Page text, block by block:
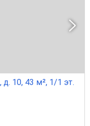
10, 43 м², 1/1 эт.